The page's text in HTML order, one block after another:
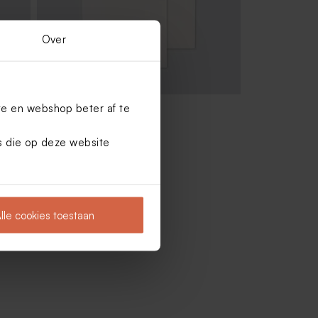
Over
en webshop beter af te
die op deze website
cookies toestaan
Kleine envelop ecru